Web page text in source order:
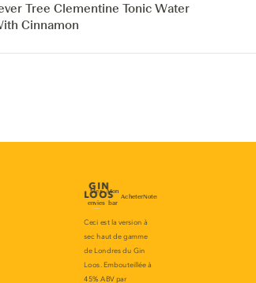
Tree Clementine Tonic Water
Cinnamon